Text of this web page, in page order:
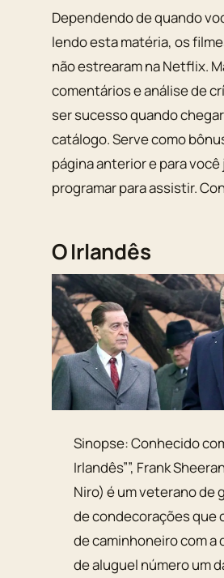
Dependendo de quando
lendo esta matéria, os
não estrearam na Netflix.
comentários e análise de
ser sucesso quando
catálogo. Serve como
página anterior e para você
programar para assistir.
O Irlandês
Sinopse: Conhecido
Irlandês””, Frank
Niro) é um veterano de
de condecorações que
de caminhoneiro com a
de aluguel número um